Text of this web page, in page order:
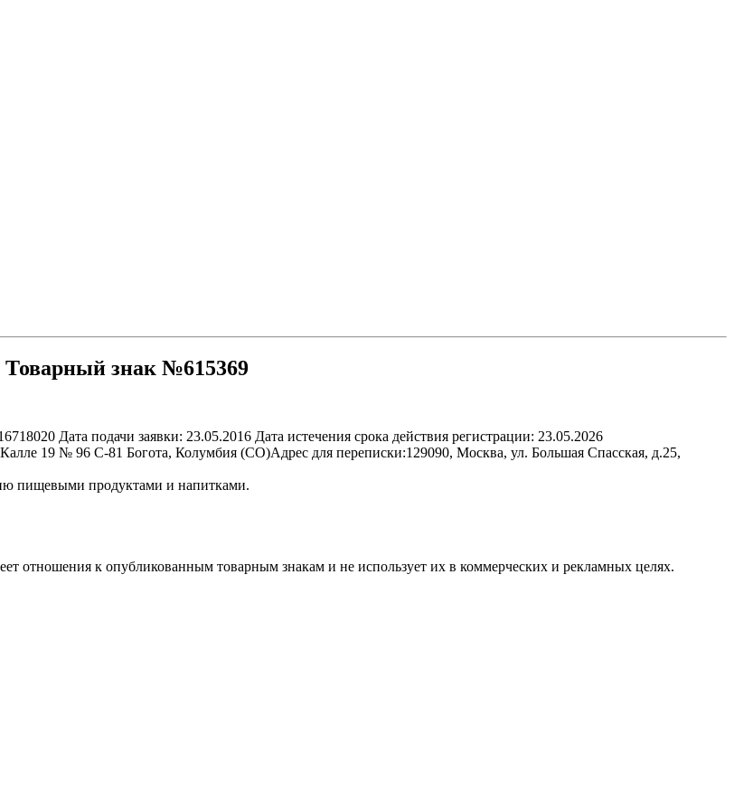
Товарный знак №615369
Дата подачи заявки: 23.05.2016 Дата истечения срока действия регистрации: 23.05.2026
19 № 96 С-81 Богота, Колумбия (CO)Адрес для переписки:129090, Москва, ул. Большая Спасская, д.25,
пищевыми продуктами и напитками.
отношения к опубликованным товарным знакам и не использует их в коммерческих и рекламных целях.